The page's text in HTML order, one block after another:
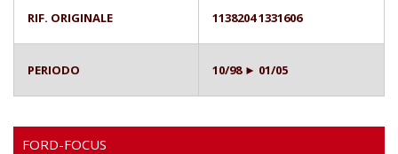
RIF. ORIGINALE 1138204 1331606
PERIODO 10/98 ► 01/05
FORD-FOCUS